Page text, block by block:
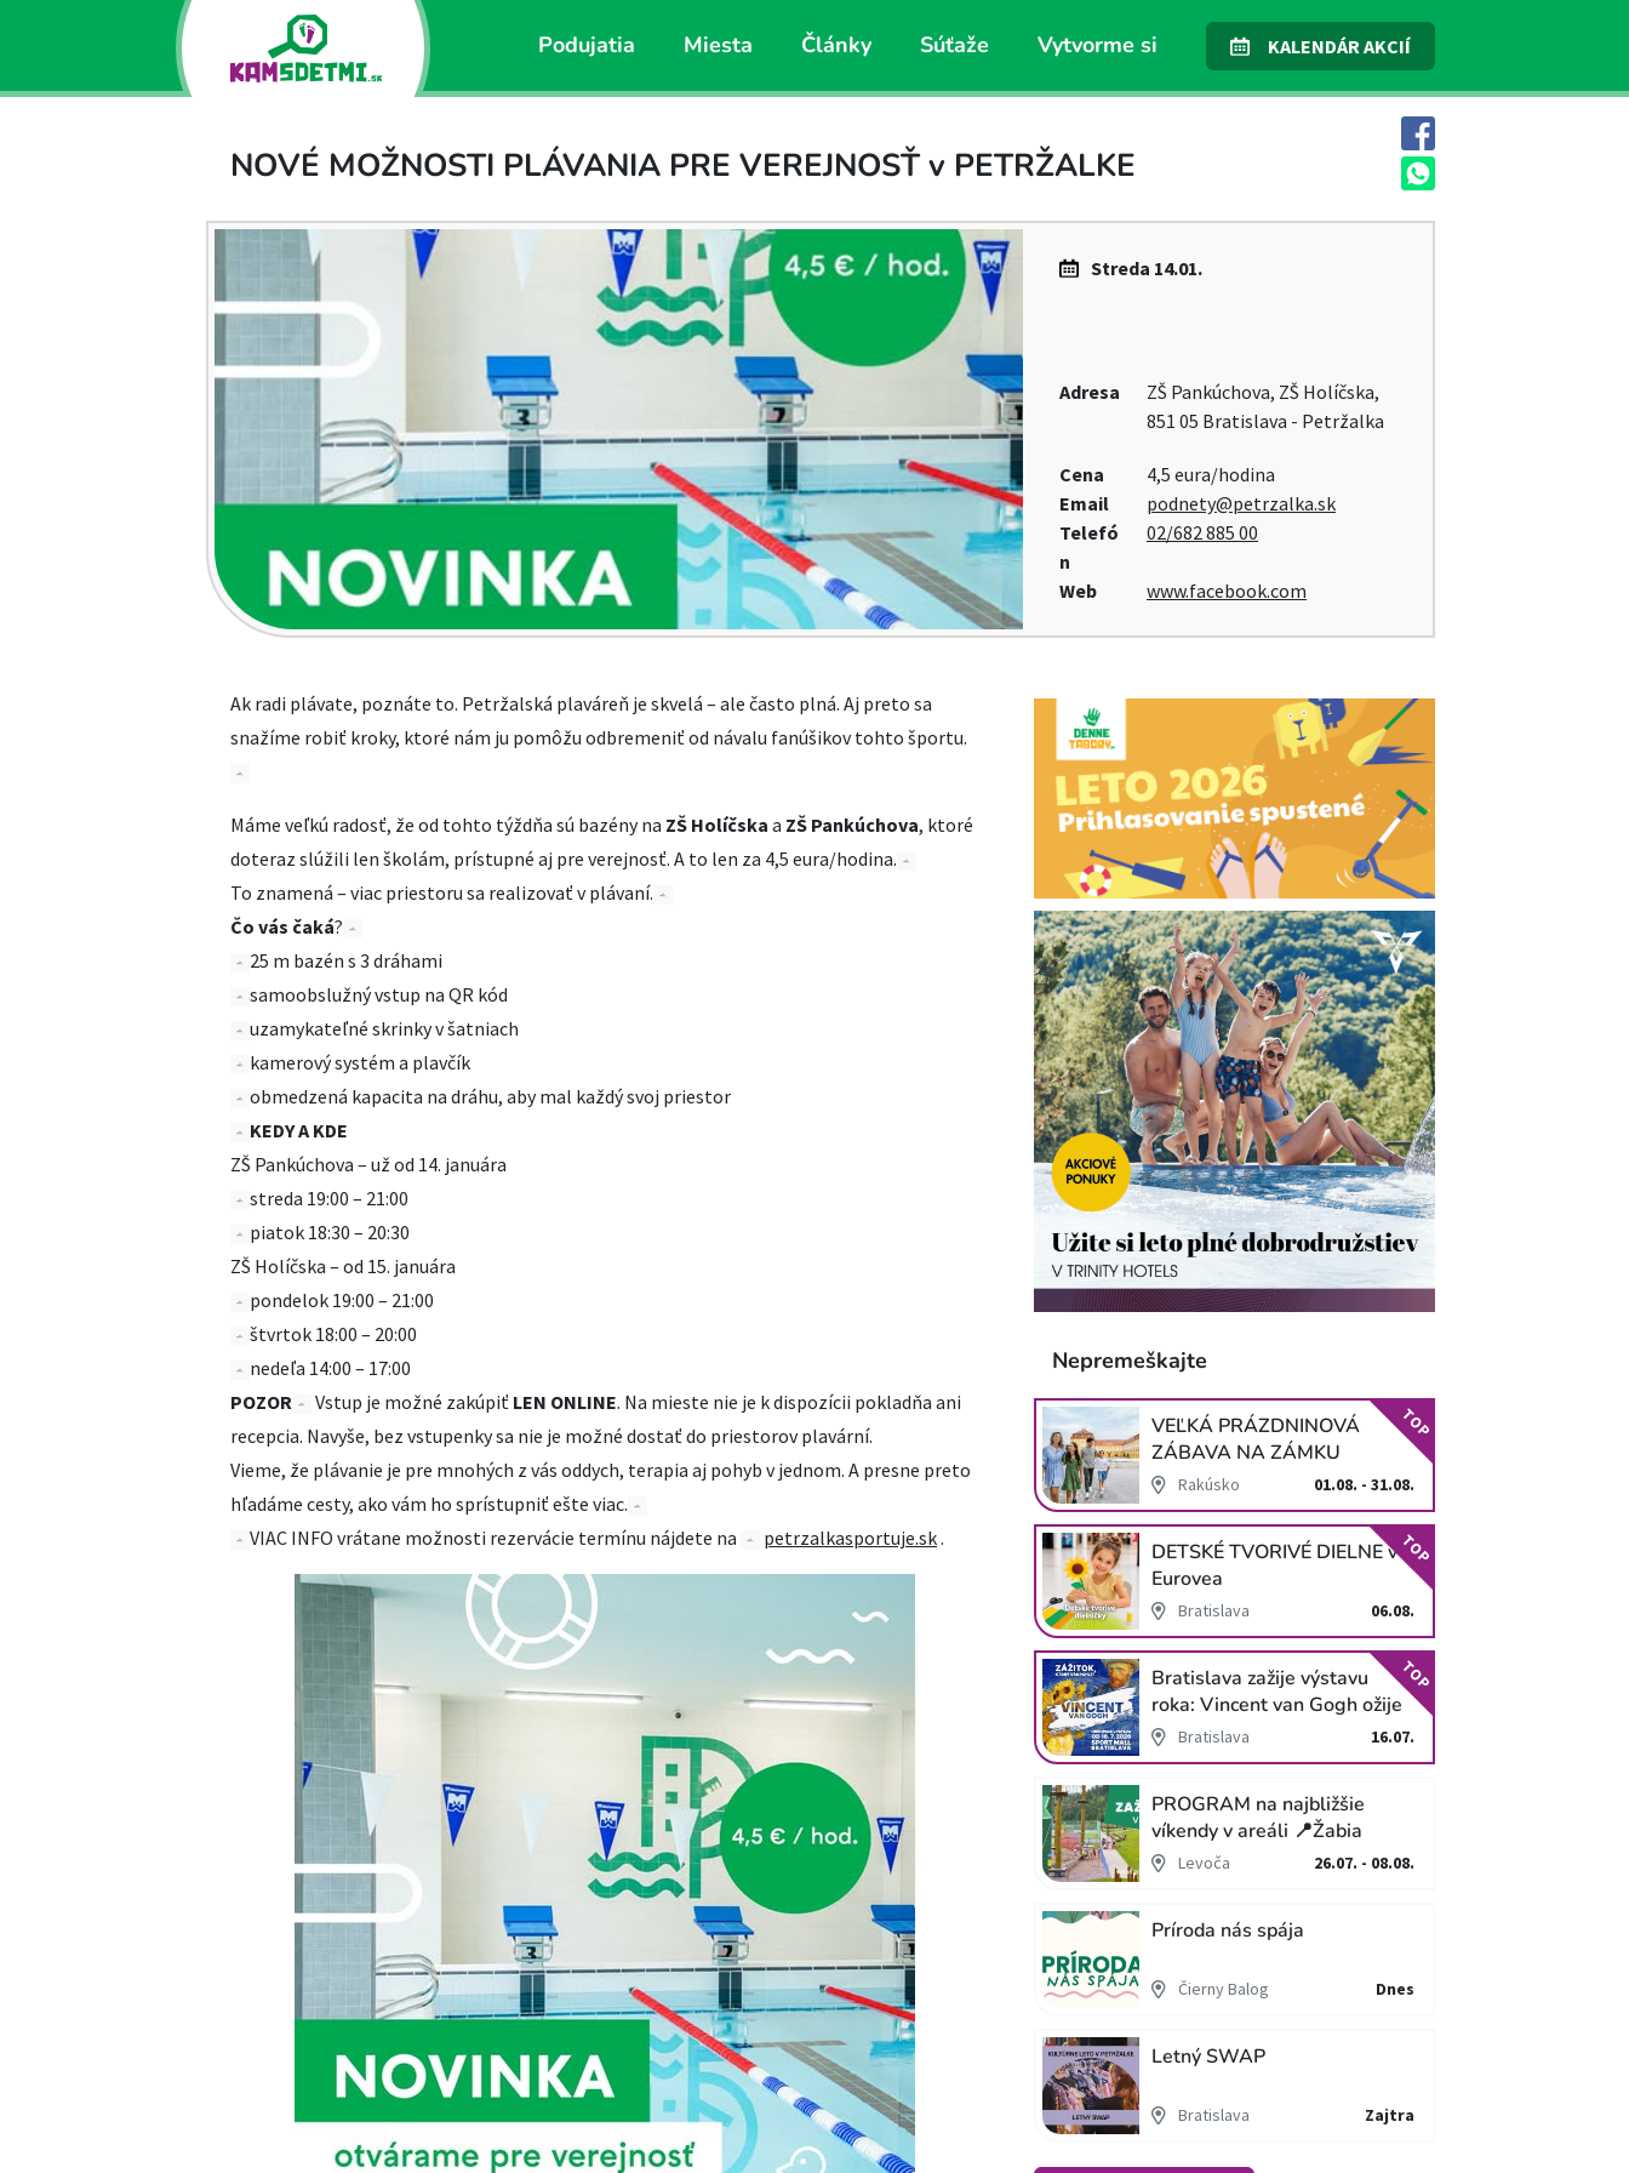
Podujatia Miesta Články Súťaže Vytvorme si KALENDÁR AKCIÍ
NOVÉ MOŽNOSTI PLÁVANIA PRE VEREJNOSŤ v PETRŽALKE
Streda 14.01.
Adresa
ZŠ Pankúchova, ZŠ Holíčska,
851 05 Bratislava - Petržalka
Cena
4,5 eura/hodina
Email
podnety@petrzalka.sk
Telefó
n
02/682 885 00
Web www.facebook.com
Ak radi plávate, poznáte to. Petržalská plaváreň je skvelá – ale často plná. Aj preto sa
snažíme robiť kroky, ktoré nám ju pomôžu odbremeniť od návalu fanúšikov tohto športu.
Máme veľkú radosť, že od tohto týždňa sú bazény na ZŠ Holíčska a ZŠ Pankúchova, ktoré
doteraz slúžili len školám, prístupné aj pre verejnosť. A to len za 4,5 eura/hodina.
To znamená – viac priestoru sa realizovať v plávaní.
Čo vás čaká?
25 m bazén s 3 dráhami
samoobslužný vstup na QR kód
uzamykateľné skrinky v šatniach
kamerový systém a plavčík
obmedzená kapacita na dráhu, aby mal každý svoj priestor
KEDY A KDE
ZŠ Pankúchova – už od 14. januára
streda 19:00 – 21:00
piatok 18:30 – 20:30
ZŠ Holíčska – od 15. januára
pondelok 19:00 – 21:00
štvrtok 18:00 – 20:00
nedeľa 14:00 – 17:00
POZOR
Vstup je možné zakúpiť LEN ONLINE. Na mieste nie je k dispozícii pokladňa ani
recepcia. Navyše, bez vstupenky sa nie je možné dostať do priestorov plavární.
Vieme, že plávanie je pre mnohých z vás oddych, terapia aj pohyb v jednom. A presne preto
hľadáme cesty, ako vám ho sprístupniť ešte viac.
VIAC INFO vrátane možnosti rezervácie termínu nájdete na
petrzalkasportuje.sk.
Nepremeškajte
VEĽKÁ PRÁZDNINOVÁ
ZÁBAVA NA ZÁMKU
SCHLOSS HOF
Rakúsko 01.08. - 31.08.
TOP
DETSKÉ TVORIVÉ DIELNE v
Eurovea
Bratislava 06.08.
TOP
Bratislava zažije výstavu
roka: Vincent van Gogh ožije
v unikátnej imerzívnej šou!
Bratislava 16.07.
TOP
PROGRAM na najbližšie
víkendy v areáli 📍Žabia
cestaLevoča 26.07. - 08.08.
Príroda nás spája
Čierny Balog Dnes
Letný SWAP
Bratislava Zajtra